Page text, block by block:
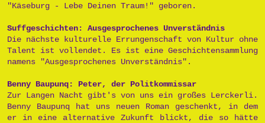
"Käseburg - Lebe Deinen Traum!" geboren.
Suffgeschichten: Ausgesprochenes Unverständnis
Die nächste kulturelle Errungenschaft von Kultur ohne
Talent ist vollendet. Es ist eine Geschichtensammlung
namens "Ausgesprochenes Unverständnis".
Benny Baupunq: Peter, der Politkommissar
Zur Langen Nacht gibt's von uns ein großes Lerckerli.
Benny Baupunq hat uns neuen Roman geschenkt, in dem
er in eine alternative Zukunft blickt, die so hätte